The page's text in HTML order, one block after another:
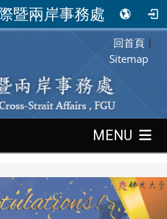
暨兩岸事務處
:::
回首頁 |
Sitemap
MENU